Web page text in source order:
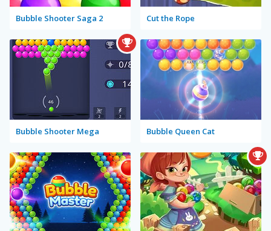
Bubble Shooter Saga 2 Cut the Rope
Bubble Shooter Mega Bubble Queen Cat